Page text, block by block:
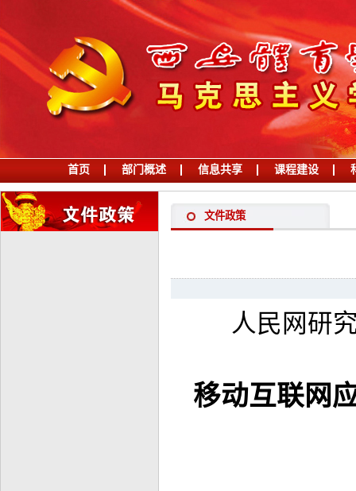
首页 部门概述 信息共享 课程建设
学习习近平党建思想
文件政策
人民网研
移动互联网